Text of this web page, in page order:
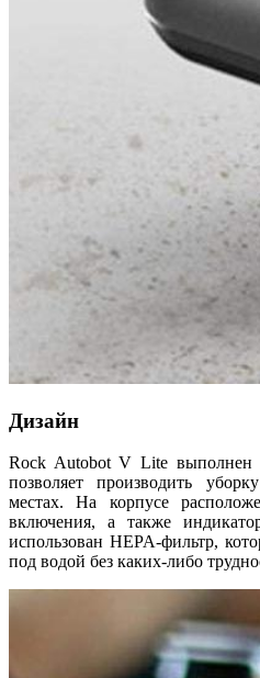
Дизайн
Rock Autobot V Lite выполнен
позволяет производить
местах. На корпусе
включения, а также
использован HEPA-фильтр,
под водой без каких-либо